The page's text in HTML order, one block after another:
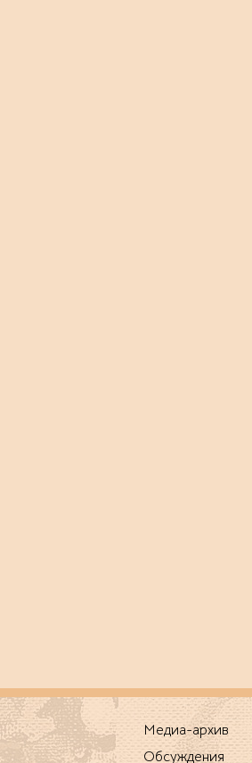
Медиа-архив
Обсуждения